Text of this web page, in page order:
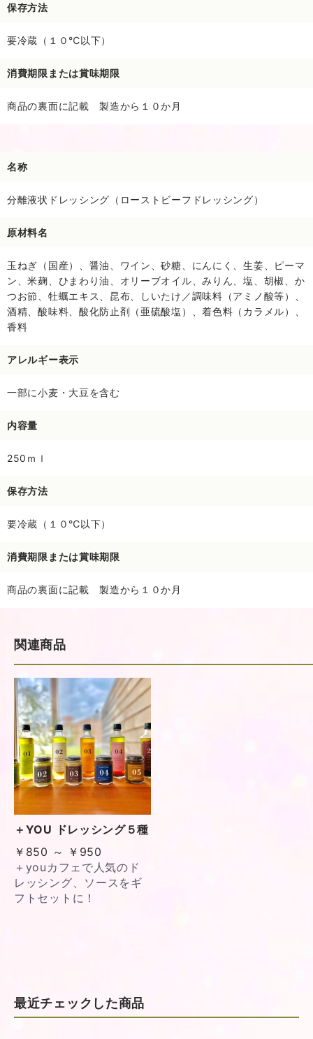
保存方法
要冷蔵（１０℃以下）
消費期限または賞味期限
商品の裏面に記載 製造から１０か月
名称
分離液状ドレッシング（ローストビーフドレッシング）
原材料名
玉ねぎ（国産）、醤油、ワイン、砂糖、にんにく、生姜、ピーマ
ン、米麹、ひまわり油、オリーブオイル、みりん、塩、胡椒、か
つお節、牡蠣エキス、昆布、しいたけ／調味料（アミノ酸等）、
酒精、酸味料、酸化防止剤（亜硫酸塩）、着色料（カラメル）、
香料
アレルギー表示
一部に小麦・大豆を含む
内容量
250ｍｌ
保存方法
要冷蔵（１０℃以下）
消費期限または賞味期限
商品の裏面に記載 製造から１０か月
＋YOU ドレッシング５種
￥850 ～ ￥950
＋youカフェで人気のド
レッシング、ソースをギ
フトセットに！
最近チェックした商品